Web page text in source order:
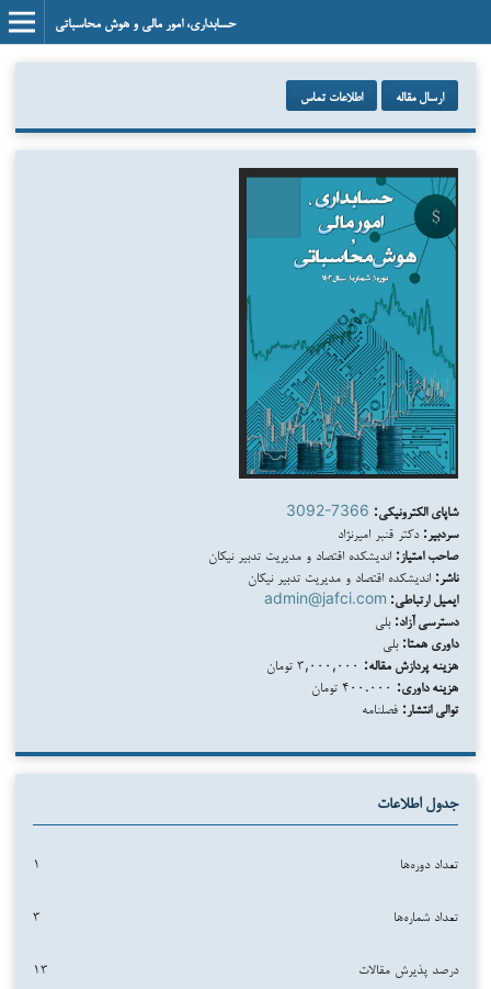
حسابداری، امور مالی و هوش محاسباتی
ارسال مقاله اطلاعات تماس
شاپای الکترونیکی: 3092-7366
سردبیر: دکتر قنبر امیرنژاد
صاحب امتیاز: اندیشکده اقتصاد و مدیریت تدبیر نیکان
ناشر: اندیشکده اقتصاد و مدیریت تدبیر نیکان
ایمیل ارتباطی: admin@jafci.com
دسترسی آزاد: بلی
داوری همتا: بلی
هزینه پردازش مقاله:
هزینه داوری:
توالی انتشار: فصلنامه
جدول اطلاعات
تعداد دوره‌ها ۱
تعداد شماره‌ها ۳
درصد پذیرش مقالات ۱۳